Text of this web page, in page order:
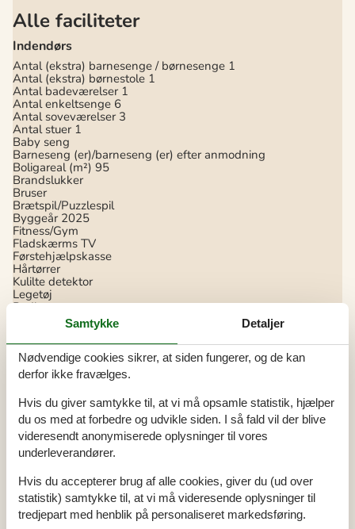
Alle faciliteter
Indendørs
Antal (ekstra) barnesenge / børnesenge 1
Antal (ekstra) børnestole 1
Antal badeværelser 1
Antal enkeltsenge 6
Antal soveværelser 3
Antal stuer 1
Baby seng
Barneseng (er)/barneseng (er) efter anmodning
Boligareal (m²) 95
Brandslukker
Bruser
Brætspil/Puzzlespil
Byggeår 2025
Fitness/Gym
Fladskærms TV
Førstehjælpskasse
Hårtørrer
Kulilte detektor
Legetøj
Radiator
Rengøringsprodukter
Samlet antal værelser 3
Seneste år, hvor boligen blev moderniseret 2025
Skab
Spa
Stereo
Støvsuger
TV
Tørretumbler
Vaskemaskine
WiFi Gratis
Køkken
Blender
Elkedel
Samtykke Detaljer
Nødvendige cookies sikrer, at siden fungerer, og de kan
derfor ikke fravælges.
Hvis du giver samtykke til, at vi må opsamle statistik, hjælper
du os med at forbedre og udvikle siden. I så fald vil der blive
videresendt anonymiserede oplysninger til vores
underleverandører.
Hvis du accepterer brug af alle cookies, giver du (ud over
statistik) samtykke til, at vi må videresende oplysninger til
tredjepart med henblik på personaliseret markedsføring.